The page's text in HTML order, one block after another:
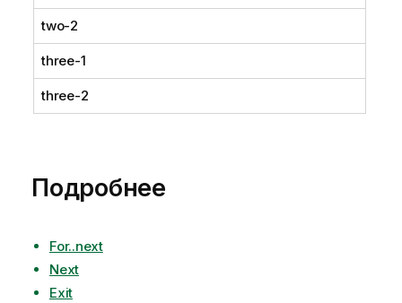
two-2
three-1
three-2
Подробнее
For..next
Next
Exit